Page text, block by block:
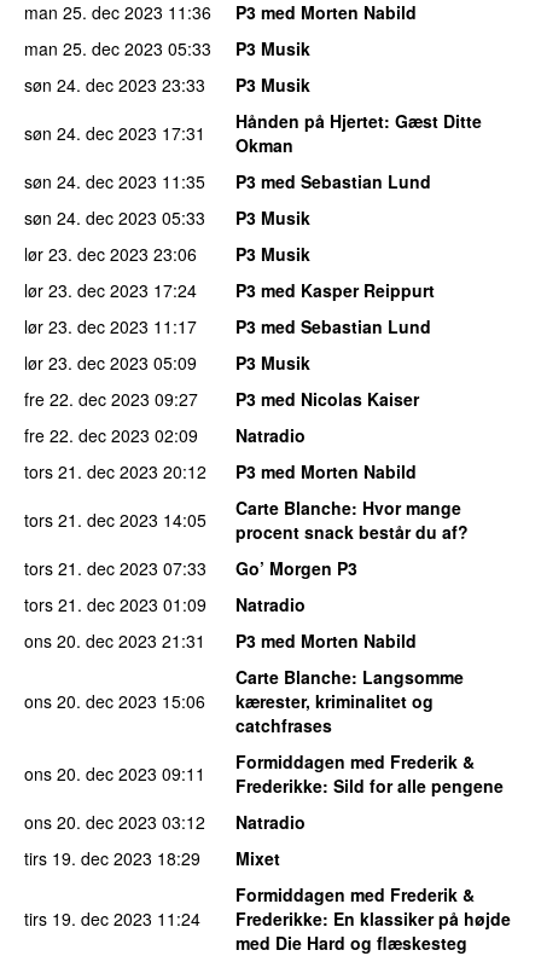
man 25. dec 2023 11:36
P3 med Morten Nabild
man 25. dec 2023 05:33
P3 Musik
søn 24. dec 2023 23:33
P3 Musik
søn 24. dec 2023 17:31 Hånden på Hjertet: Gæst Ditte
Okman
søn 24. dec 2023 11:35
P3 med Sebastian Lund
søn 24. dec 2023 05:33
P3 Musik
lør 23. dec 2023 23:06
P3 Musik
lør 23. dec 2023 17:24
P3 med Kasper Reippurt
lør 23. dec 2023 11:17
P3 med Sebastian Lund
lør 23. dec 2023 05:09
P3 Musik
fre 22. dec 2023 09:27
P3 med Nicolas Kaiser
fre 22. dec 2023 02:09
Natradio
tors 21. dec 2023 20:12
P3 med Morten Nabild
tors 21. dec 2023 14:05 Carte Blanche: Hvor mange
procent snack består du af?
tors 21. dec 2023 07:33
Go’ Morgen P3
tors 21. dec 2023 01:09
Natradio
ons 20. dec 2023 21:31 P3 med Morten Nabild
ons 20. dec 2023 15:06
Carte Blanche: Langsomme
kærester, kriminalitet og
catchfrases
ons 20. dec 2023 09:11
Formiddagen med Frederik &
Frederikke: Sild for alle pengene
ons 20. dec 2023 03:12
Natradio
tirs 19. dec 2023 18:29 Mixet
tirs 19. dec 2023 11:24
Formiddagen med Frederik &
Frederikke: En klassiker på højde
med Die Hard og flæskesteg